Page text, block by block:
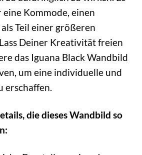
Kommode, einen
Teil einer größeren
Deiner Kreativität freien
das Iguana Black Wandbild
um eine individuelle und
erschaffen.
die dieses Wandbild so